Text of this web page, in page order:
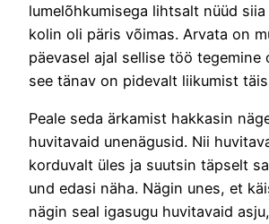
lumelõhkumisega lihtsalt nüüd
kolin oli päris võimas. Arvata on
päevasel ajal sellise töö tegemine
see tänav on pidevalt liikumist
Peale seda ärkamist hakkasin
huvitavaid unenägusid. Nii
korduvalt üles ja suutsin täpselt
und edasi näha. Nägin unes, et
nägin seal igasugu huvitavaid